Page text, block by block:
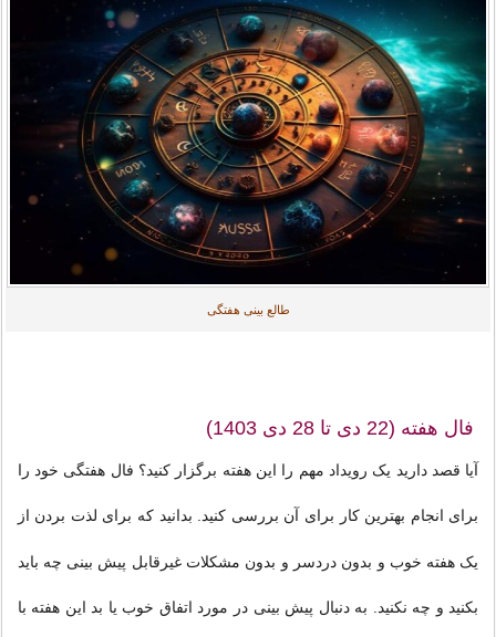
طالع بینی هفتگی
فال هفته (22 دی تا 28 دی 1403)
آیا قصد دارید یک رویداد مهم را این هفته برگزار کنید؟ فال هفتگی خود را
برای انجام بهترین کار برای آن بررسی کنید. بدانید که برای لذت بردن از
یک هفته خوب و بدون دردسر و بدون مشکلات غیرقابل پیش بینی چه باید
بکنید و چه نکنید. به دنبال پیش بینی در مورد اتفاق خوب یا بد این هفته با